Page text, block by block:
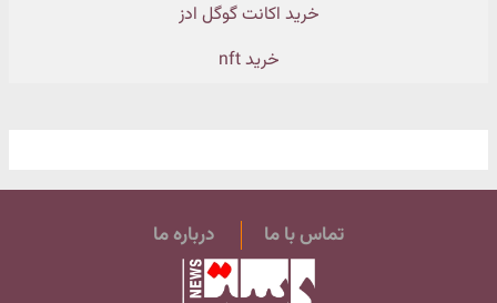
خرید اکانت گوگل ادز
خرید nft
تماس با ما درباره ما